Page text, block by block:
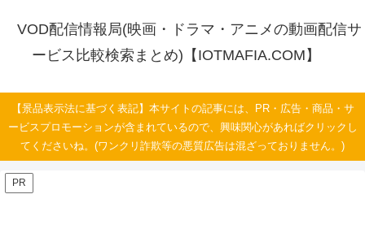
VOD配信情報局(映画・ドラマ・アニメの動画配信サ
ービス比較検索まとめ)【IOTMAFIA.COM】
【景品表示法に基づく表記】本サイトの記事には、PR・広告・商品・サ
ービスプロモーションが含まれているので、興味関心があればクリックし
てくださいね。(ワンクリ詐欺等の悪質広告は混ざっておりません。)
PR